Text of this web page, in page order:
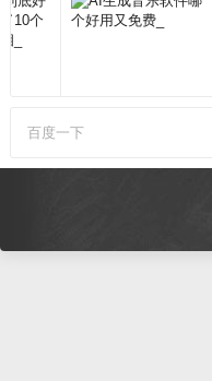
百度一下